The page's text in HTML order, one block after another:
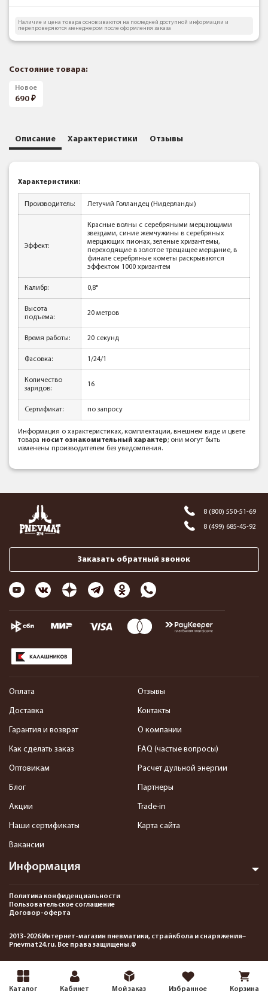
Каталог Кабинет Мой заказ Избранное Корзина
Наличие и цена товара основываются на последней доступной информации и
перепроверяются менеджером после оформления заказа
Состояние товара:
Новое
690
Описание Характеристики Отзывы
Характеристики:
Производитель: Летучий Голландец (Нидерланды)
Эффект:
Красные волны с серебряными мерцающими
звездами, синие жемчужины в серебряных
мерцающих пионах, зеленые хризантемы,
переходящие в золотое трещащее мерцание, в
финале серебряные кометы раскрываются
эффектом 1000 хризантем
Калибр: 0,8"
Высота
подъема:
20 метров
Время работы: 20 секунд
Фасовка: 1/24/1
Количество
зарядов:
16
Сертификат: по запросу
Информация о характеристиках, комплектации, внешнем виде и цвете
товара носит ознакомительный характер; они могут быть
изменены производителем без уведомления.
8 (800) 550-51-69
8 (499) 685-45-92
Заказать обратный звонок
Информация
Оплата
Доставка
Гарантия и возврат
Как сделать заказ
Оптовикам
Блог
Акции
Наши сертификаты
Вакансии
Отзывы
Контакты
О компании
FAQ (частые вопросы)
Расчет дульной энергии
Партнеры
Trade-in
Карта сайта
Политика конфиденциальности
Пользовательское соглашение
Договор-оферта
2013-2026 Интернет-магазин пневматики, страйкбола и снаряжения–
Pnevmat24.ru. Все права защищены.©